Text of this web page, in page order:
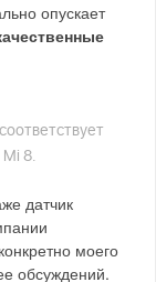
опускает
8.
датчик
моего
обсуждений.